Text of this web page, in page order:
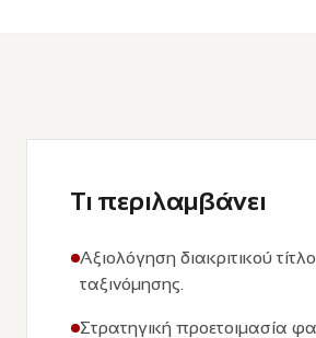
Τι περιλαμβάνει
Αξιολόγηση διακριτικού
ταξινόμησης.
Στρατηγική προετοιμασία